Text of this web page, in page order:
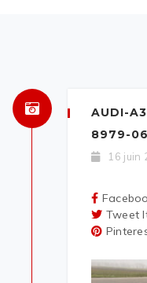
AUDI-
8979-06
16 juin
Tweet